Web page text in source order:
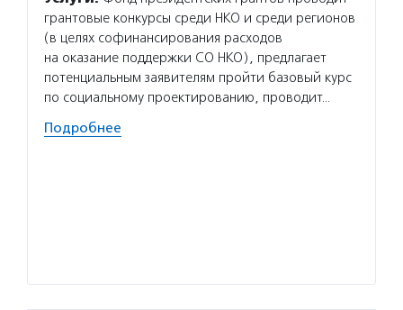
грантовые конкурсы среди НКО и среди регионов
(в целях софинансирования расходов
на оказание поддержки СО НКО), предлагает
потенциальным заявителям пройти базовый курс
по социальному проектированию, проводит…
Подробнее